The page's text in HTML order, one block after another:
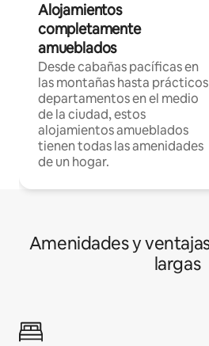
Alojamientos
completamente
amueblados
Desde cabañas pacíficas en
las montañas hasta prácticos
departamentos en el medio
de la ciudad, estos
alojamientos amueblados
tienen todas las amenidades
de un hogar.
Amenidades y
largas